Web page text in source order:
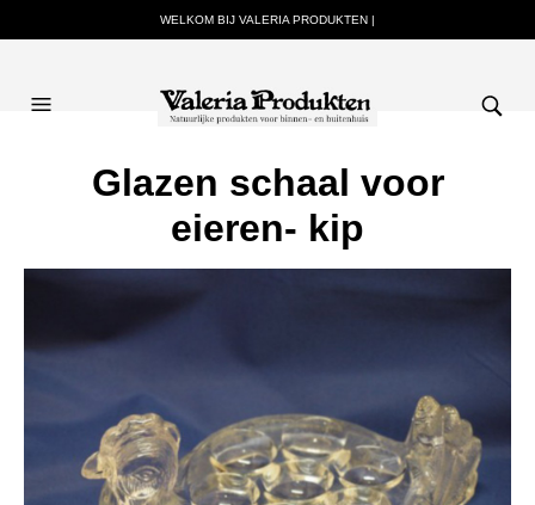
WELKOM BIJ VALERIA PRODUKTEN |
Glazen schaal voor
eieren- kip